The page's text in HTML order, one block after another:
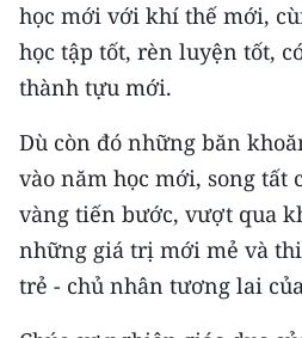
ENGLISH
中文
FRANÇAIS
РУССКИЙ
ESPAÑOL
한국어
học mới với khí thế mới,
học tập tốt, rèn luyện tốt,
thành tựu mới.
Dù còn đó những băn
vào năm học mới, song tất
vàng tiến bước, vượt qua
những giá trị mới mẻ và
trẻ - chủ nhân tương lai